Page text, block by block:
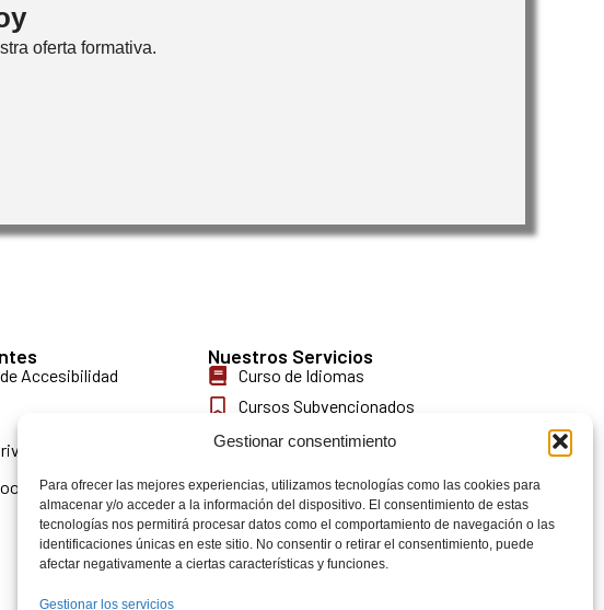
Gestionar consentimiento
Para ofrecer las mejores experiencias, utilizamos tecnologías como las cookies para
almacenar y/o acceder a la información del dispositivo. El consentimiento de estas
tecnologías nos permitirá procesar datos como el comportamiento de navegación o las
identificaciones únicas en este sitio. No consentir o retirar el consentimiento, puede
afectar negativamente a ciertas características y funciones.
Gestionar los servicios
oferta formativa.
Accesibilidad
Nuestros Servicios
Curso de Idiomas
Cursos Subvencionados
Orientación Laboral
Acreditaciones
Oposiciones
Cursos Privados